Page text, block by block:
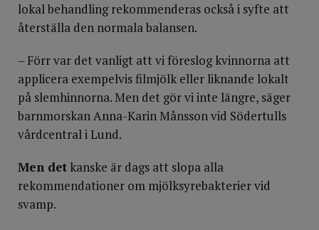
lokal behandling rekommenderas också i syfte att
återställa den normala balansen.
– Förr var det vanligt att vi föreslog kvinnorna att
applicera exempelvis filmjölk eller liknande lokalt
på slemhinnorna. Men det gör vi inte längre, säger
barnmorskan Anna-Karin Månsson vid Södertulls
vårdcentral i Lund.
Men det kanske är dags att slopa alla
rekommendationer om mjölksyrebakterier vid
svamp.